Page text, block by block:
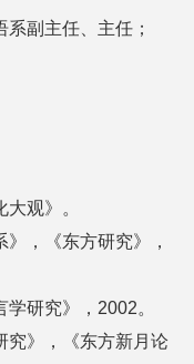
副主任、主任；
观》。
》，《东方研究》，
研究》，2002。
究》，《东方新月论